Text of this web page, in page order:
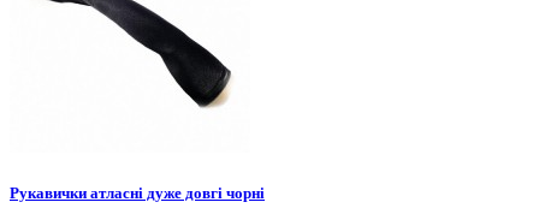
Рукавички атласні дуже довгі чорні